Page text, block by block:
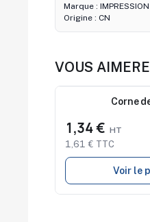
Marque : IMPRESSION
Origine : CN
VOUS
Corne
1,34 €
1,61 € TTC
Voir le